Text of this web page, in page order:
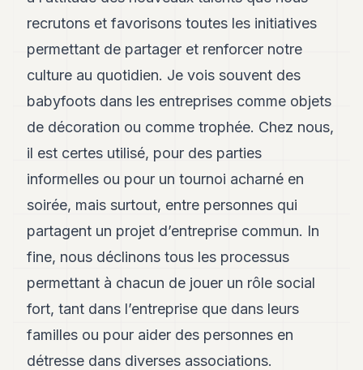
recrutons et favorisons toutes les initiatives
permettant de partager et renforcer notre
culture au quotidien. Je vois souvent des
babyfoots dans les entreprises comme objets
de décoration ou comme trophée. Chez nous,
il est certes utilisé, pour des parties
informelles ou pour un tournoi acharné en
soirée, mais surtout, entre personnes qui
partagent un projet d’entreprise commun. In
fine, nous déclinons tous les processus
permettant à chacun de jouer un rôle social
fort, tant dans l’entreprise que dans leurs
familles ou pour aider des personnes en
détresse dans diverses associations.